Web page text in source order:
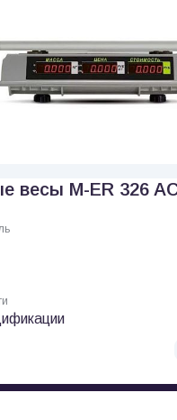
весы M-ER 326